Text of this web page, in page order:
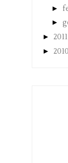
►
►
► 2011
► 2010